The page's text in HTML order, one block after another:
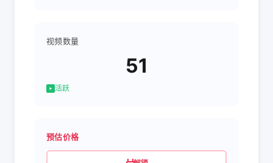
视频数量
51
活跃
预估价格